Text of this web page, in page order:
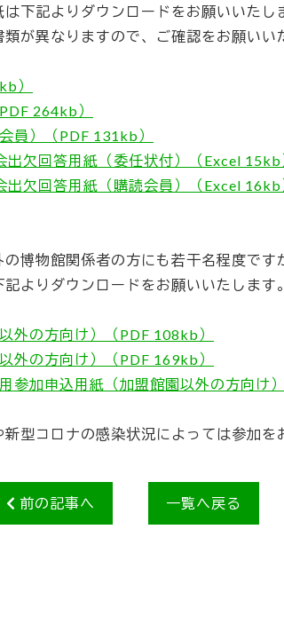
下記よりダウンロードをお願いいたし
が異なりますので、ご確認をお願いい
）
264kb ）
員）（PDF 131kb）
欠回答用紙（委任状付）（Excel 15kb
欠回答用紙（購読会員）（Excel 16kb
博物館関係者の方にも若干名程度です
よりダウンロードをお願いいたします。
外の方向け）（PDF 108kb）
外の方向け）（PDF 169kb）
参加申込用紙（加盟館園以外の方向け
型コロナの感染状況によっては参加を
前の記事へ 一覧へ戻る